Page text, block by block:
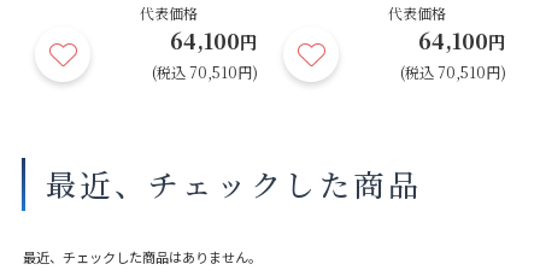
代表価格
64,100円
(税込 70,510円)
代表価格
64,100円
(税込 70,510円)
最近、チェックした商品
最近、チェックした商品はありません。